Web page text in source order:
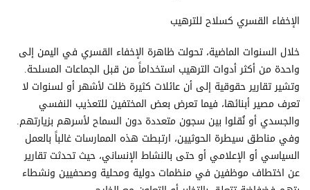
الإخفاء القسري كسلاح للترهيب
خلال السنوات الماضية، تحولت ظاهرة الإخفاء القسري في اليمن إلى
واحدة من أكثر أدوات الترهيب استخداماً من قبل الجماعات المسلحة.
وتشير تقارير حقوقية إلى أن عائلات كثيرة ظلت لأشهر أو لسنوات لا
تعرف مصير أبنائها، فيما تعرض بعض المختفين للتعذيب النفسي
والجسدي أو نُقلوا بين سجون متعددة دون السماح لأسرهم بزيارتهم.
وفي مناطق سيطرة الحوثيين، ارتبطت هذه الممارسات غالباً بالعمل
السياسي أو الإعلامي أو حتى بالنشاط الإنساني، حيث تحدثت تقارير
عن اختطاف موظفين في منظمات دولية ومحلية وصحفيين ونشطاء